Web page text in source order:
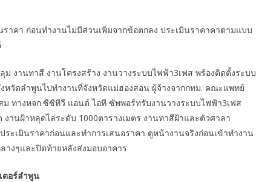
าคา ก่อนทำงานไม่มีส่วนเพิ่มจากข้อตกลง ประเมินราคาคาตามแบบ
งานทาสี งานโครงสร้าง งานวางระบบไฟฟ้า3เฟส พร้องติดตั้งระบบ
หวัดลำพูนไปทำงานที่จังหวัดแม่ฮ่องสอน ผู้จ้างจากกทม. คณะแพทย์
ทางหจก.ซีซีทีวี แอนด์ ไอที ซัพพอร์ทรับงานวางระบบไฟฟ้า3เฟส
านฝ้าหลุดไล่ระดับ 1000ตารางเมตร งานทาสีฝ้าและตัวศาลา
ระเมินราคาก่อนและทำการเสนอราคา ดูหน้างานจริงก่อนเข้าทำงาน
างๆและปิดท้ายหลังส่งมอบอาคาร
ตอร์ลำพูน